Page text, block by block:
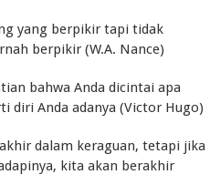
yang berpikir tapi tidak
berpikir (W.A. Nance)
bahwa Anda dicintai apa
diri Anda adanya (Victor Hugo)
dalam keraguan, tetapi jika
kita akan berakhir